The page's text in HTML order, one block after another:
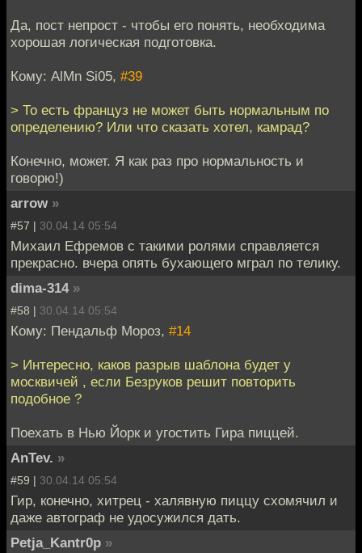
Да, пост непрост - чтобы его понять, необходима
хорошая логическая подготовка.
Кому: AlMn Si05, #39
> То есть француз не может быть нормальным по
определению? Или что сказать хотел, камрад?
Конечно, может. Я как раз про нормальность и
говорю!)
arrow »
#57 | 30.04.14 05:54
Михаил Ефремов с такими ролями справляется
прекрасно. вчера опять бухающего мграл по телику.
dima-314 »
#58 | 30.04.14 05:54
Кому: Пендальф Мороз, #14
> Интересно, каков разрыв шаблона будет у
москвичей , если Безруков решит повторить
подобное ?
Поехать в Нью Йорк и угостить Гира пиццей.
AnTev. »
#59 | 30.04.14 05:54
Гир, конечно, хитрец - халявную пиццу схомячил и
даже автограф не удосужился дать.
Petja_Kantr0p »